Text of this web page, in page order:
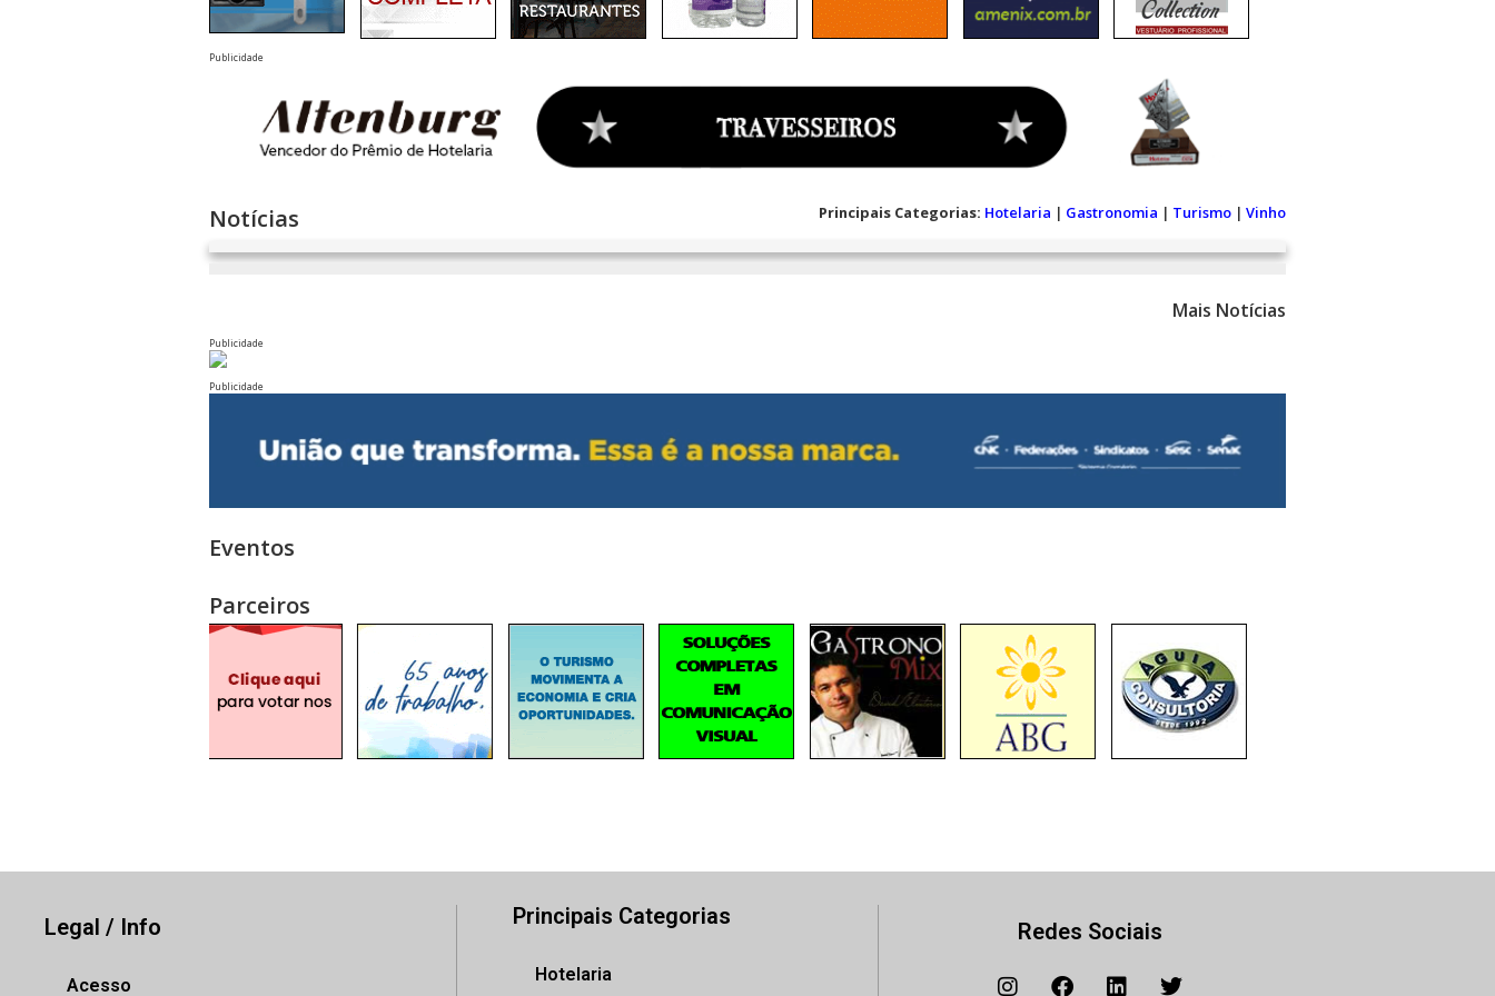
Publicidade
Notícias Principais Categorias: Hotelaria | Gastronomia | Turismo | Vinho
Mais Notícias
Publicidade
Publicidade
Eventos
Parceiros
Legal / Info
Acesso
Principais Categorias
Hotelaria
Redes Sociais